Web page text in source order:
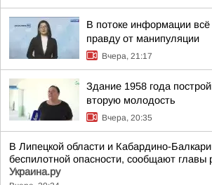
В потоке информации
правду от манипуляции
Вчера, 21:17
Здание 1958 года
вторую молодость
Вчера, 20:35
В Липецкой области и Кабардино-
беспилотной опасности, сообщают главы
Украина.ру